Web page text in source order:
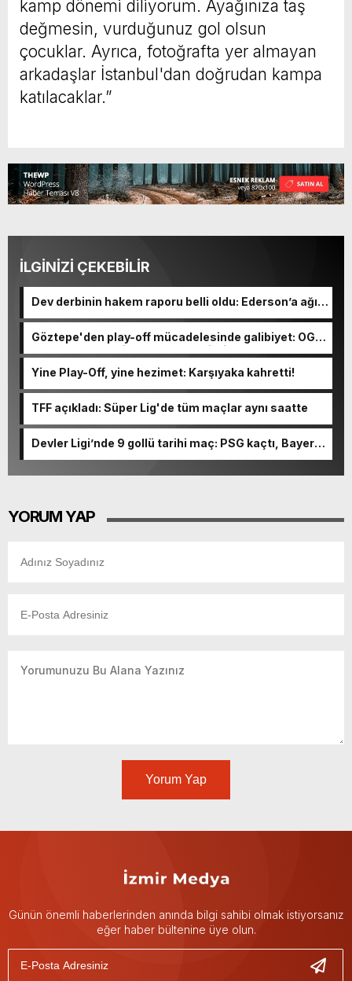
kamp dönemi diliyorum. Ayağınıza taş
değmesin, vurduğunuz gol olsun
çocuklar. Ayrıca, fotoğrafta yer almayan
arkadaşlar İstanbul'dan doğrudan kampa
katılacaklar.”
İLGİNİZİ ÇEKEBİLİR
Dev derbinin hakem raporu belli oldu: Ederson’a ağır
Göztepe'den play-off mücadelesinde galibiyet: OGM
Ormanspor'u evinde 90-92 devirdi
Yine Play-Off, yine hezimet: Karşıyaka kahretti!
TFF açıkladı: Süper Lig'de tüm maçlar aynı saatte
Devler Ligi’nde 9 gollü tarihi maç: PSG kaçtı, Bayern
YORUM YAP
Yorum Yap
Günün önemli haberlerinden anında bilgi sahibi olmak istiyorsanız
eğer haber bültenine üye olun.